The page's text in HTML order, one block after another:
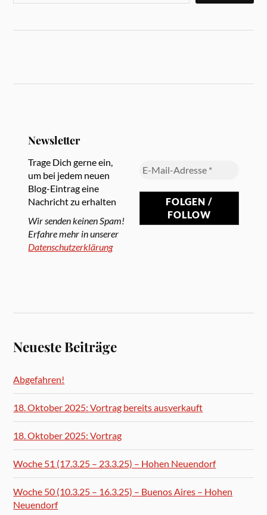
Newsletter
Trage Dich gerne ein,
um bei jedem neuen
Blog-Eintrag eine
Nachricht zu erhalten
Wir senden keinen Spam!
Erfahre mehr in unserer
Datenschutzerklärung
Neueste Beiträge
Abgefahren!
18. Oktober 2025: Vortrag bereits ausverkauft
18. Oktober 2025: Vortrag
Woche 51 (17.3.25 – 23.3.25) – Hohen Neuendorf
Woche 50 (10.3.25 – 16.3.25) – Buenos Aires – Hohen
Neuendorf